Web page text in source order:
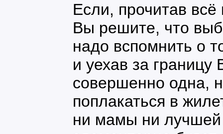
Если, прочитав
Вы решите, что
надо вспомнить о
и уехав за границу
совершенно одна,
поплакаться в
ни мамы ни лучшей